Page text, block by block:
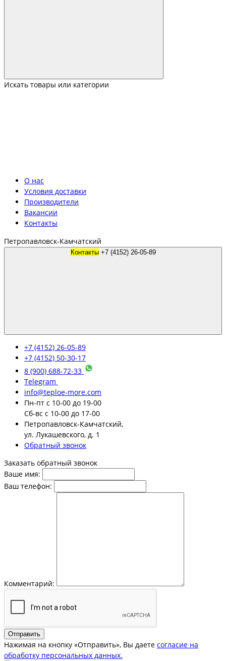
Искать товары или категории
О нас
Условия доставки
Производители
Вакансии
Контакты
Петропавловск-Камчатский
Контакты +7 (4152) 26-05-89
+7 (4152) 26-05-89
+7 (4152) 50-30-17
8 (900) 688-72-33
Telegram
info@teploe-more.com
Пн-пт с 10-00 до 19-00
Сб-вс с 10-00 до 17-00
Петропавловск-Камчатский,
ул. Лукашевского, д. 1
Обратный звонок
Заказать обратный звонок
Ваше имя:
Ваш телефон:
Комментарий:
Отправить
Нажимая на кнопку «Отправить», Вы даете согласие на
обработку персональных данных.